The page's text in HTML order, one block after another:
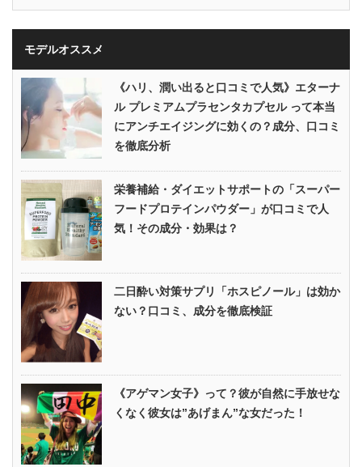
モデルオススメ
《ハリ、潤い出ると口コミで人気》エターナ
ル プレミアムプラセンタカプセル って本当
にアンチエイジングに効くの？成分、口コミ
を徹底分析
栄養補給・ダイエットサポートの「スーパー
フードプロテインパウダー」が口コミで人
気！その成分・効果は？
二日酔い対策サプリ「ホスピノール」は効か
ない？口コミ、成分を徹底検証
《アゲマン女子》って？彼が自然に手放せな
くなく彼女は”あげまん”な女だった！